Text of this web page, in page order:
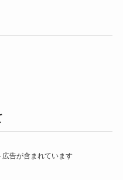
告が含まれています